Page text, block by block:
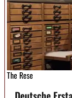
The Rese